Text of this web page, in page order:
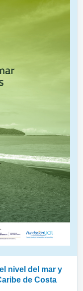
nivel del mar y
de Costa